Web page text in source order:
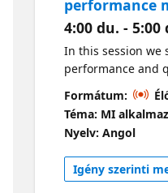
performance
4:00 du. - 5:00
In this session we
performance and
called
to SQL database
supports
actions. Live
time zones. If you are looking for an earlier
session, visit this
Formátum:
Téma: MI
Nyelv: Angol
Igény szerinti